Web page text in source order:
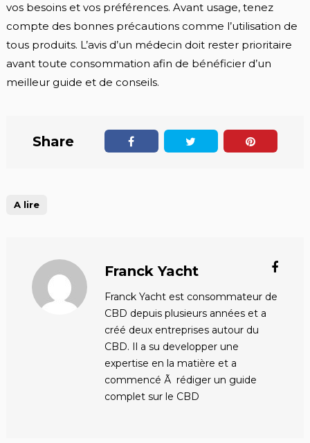
vos besoins et vos préférences. Avant usage, tenez
compte des bonnes précautions comme l’utilisation de
tous produits. L’avis d’un médecin doit rester prioritaire
avant toute consommation afin de bénéficier d’un
meilleur guide et de conseils.
Share
A lire
Franck Yacht
Franck Yacht est consommateur de
CBD depuis plusieurs années et a
créé deux entreprises autour du
CBD. Il a su developper une
expertise en la matière et a
commencé Ã rédiger un guide
complet sur le CBD